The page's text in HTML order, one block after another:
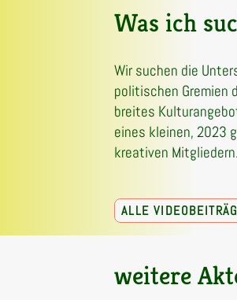
Was ich
Wir suchen die
politischen Gremien
breites
eines kleinen, 2023
kreativen Mitgliedern.
ALLE
weitere